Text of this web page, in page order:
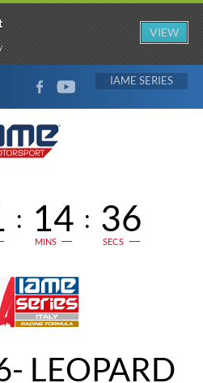
FACEBOOKYOUTUBE IAME
: 14
MINS
: 36
SECS
LEOPARD
VIEW